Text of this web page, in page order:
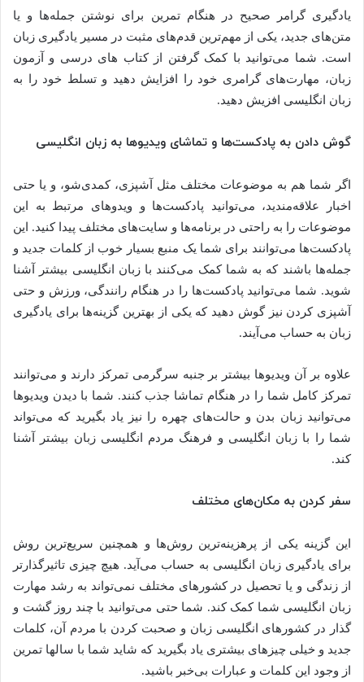
یادگیری گرامر صحیح در هنگام تمرین برای نوشتن جمله‌ها و یا
متن‌های جدید، یکی از مهم‌ترین قدم‌های مثبت در مسیر یادگیری زبان
است. شما می‌توانید با کمک گرفتن از کتاب های درسی و آزمون
زبان، مهارت‌های گرامری خود را افزایش دهید و تسلط خود را به
زبان انگلیسی افزیش دهید.
گوش دادن به پادکست‌ها و تماشای ویدیوها به زبان انگلیسی
اگر شما هم به موضوعات مختلف مثل آشپزی، کمدی‌شو، و یا حتی
اخبار علاقه‌مندید، می‌توانید پادکست‌ها و ویدوهای مرتبط به این
موضوعات را به راحتی در برنامه‌ها و سایت‌های مختلف پیدا کنید. این
پادکست‌ها می‌توانند برای شما یک منبع بسیار خوب از کلمات جدید و
جمله‌ها باشند که به شما کمک می‌کنند با زبان انگلیسی بیشتر آشنا
شوید. شما می‌توانید پادکست‌ها را در هنگام رانندگی، ورزش و حتی
آشپزی کردن نیز گوش دهید که یکی از بهترین گزینه‌ها برای یادگیری
زبان به حساب می‌آیند.
علاوه بر آن ویدیوها بیشتر بر جنبه سرگرمی تمرکز دارند و می‌توانند
تمرکز کامل شما را در هنگام تماشا جذب کنند. شما با دیدن ویدیوها
می‌توانید زبان بدن و حالت‌های چهره را نیز یاد بگیرید که می‌تواند
شما را با زبان انگلیسی و فرهنگ مردم انگلیسی زبان بیشتر آشنا
کند.
سفر کردن به مکان‌های مختلف
این گزینه یکی از پرهزینه‌ترین روش‌ها و همچنین سریع‌ترین روش
برای یادگیری زبان انگلیسی به حساب می‌آید. هیچ چیزی تاثیرگذارتر
از زندگی و یا تحصیل در کشورهای مختلف نمی‌تواند به رشد مهارت
زبان انگلیسی شما کمک کند. شما حتی می‌توانید با چند روز گشت و
گذار در کشورهای انگلیسی زبان و صحبت کردن با مردم آن، کلمات
جدید و خیلی چیزهای بیشتری یاد بگیرید که شاید شما با سالها تمرین
از وجود این کلمات و عبارات بی‌خبر باشید.